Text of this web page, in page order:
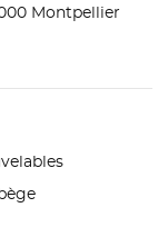
Montpellier